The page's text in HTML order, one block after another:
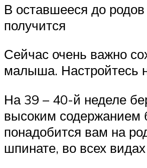
В оставшееся до родов
получится
Сейчас очень важно
малыша. Настройтесь
На 39 – 40-й неделе
высоким содержанием
понадобится вам на
шпинате, во всех